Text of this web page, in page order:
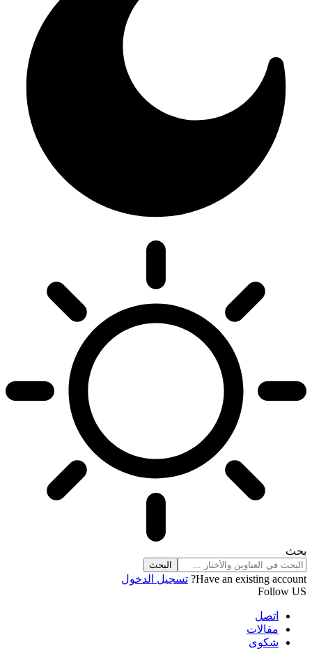
بحث
Have an existing account?
تسجيل الدخول
Follow US
اتصل
مقالات
شكوى